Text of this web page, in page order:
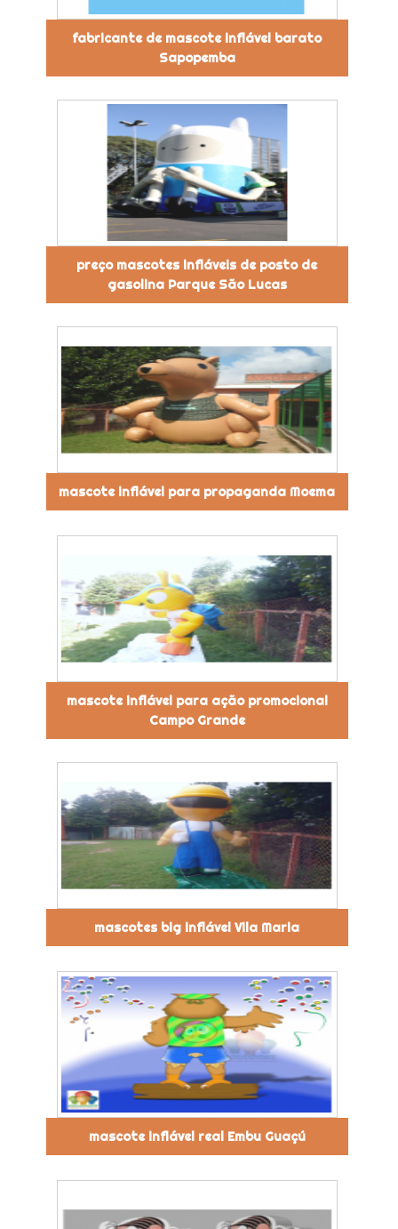
fabricante de mascote inflável barato
Sapopemba
preço mascotes infláveis de posto de
gasolina Parque São Lucas
mascote inflável para propaganda Moema
mascote inflável para ação promocional
Campo Grande
mascotes big inflável Vila Maria
mascote inflável real Embu Guaçú